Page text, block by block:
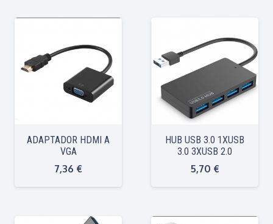
ADAPTADOR HDMI A
VGA
7,36 €
HUB USB 3.0 1XUSB
3.0 3XUSB 2.0
5,70 €